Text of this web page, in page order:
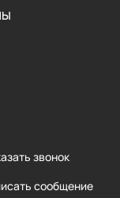
звонок
сообщение